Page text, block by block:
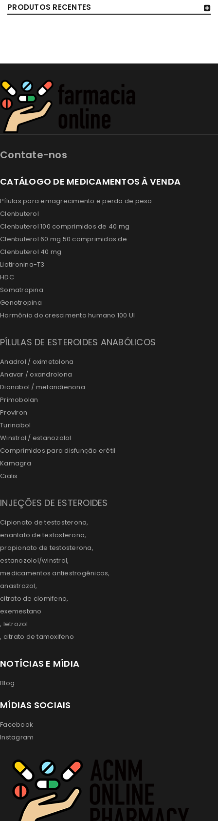
PRODUTOS RECENTES
Contate-nos
CATÁLOGO DE MEDICAMENTOS À VENDA
Pílulas para emagrecimento e perda de peso
Clenbuterol
Clenbuterol 100 comprimidos de 40 mg
Clenbuterol 60 mg 50 comprimidos de
Clenbuterol 40 mg
Liotironina-T3
HDC
Somatropina
Genotropina
Hormônio do crescimento humano 100 UI
PÍLULAS DE ESTEROIDES ANABÓLICOS
Anadrol / oximetolona
Anavar / oxandrolona
Dianabol / metandienona
Primobolan
Proviron
Turinabol
Winstrol / estanozolol
Comprimidos para disfunção erétil
Kamagra
Cialis
INJEÇÕES DE ESTEROIDES
Cipionato de testosterona,
enantato de testosterona,
propionato de testosterona,
estanozolol/winstrol,
medicamentos antiestrogênicos,
anastrozol,
citrato de clomifeno,
exemestano
, letrozol
, citrato de tamoxifeno
NOTÍCIAS E MÍDIA
Blog
MÍDIAS SOCIAIS
Facebook
Instagram